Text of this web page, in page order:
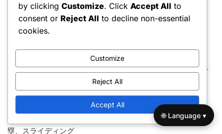
リトルリーグゲームルール
リトルリーグ選手の資格
最近の投稿
リトルリーグ野球の時間制限ルール：試合の時間、イニング
リトルリーグ野球の交代ルール：選手交代、再出場、制限
リトルリーグ野球 ベースランニングルール：リードオフ、盗
塁、スライディング
by clicking Customize. Click Accept All to
consent or Reject All to decline non-essential
cookies.
Customize
Reject All
Accept All
🌐 Language ▾